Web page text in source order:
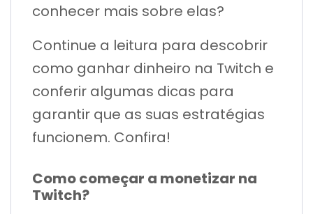
conhecer mais sobre elas?
Continue a leitura para descobrir
como ganhar dinheiro na Twitch e
conferir algumas dicas para
garantir que as suas estratégias
funcionem. Confira!
Como começar a monetizar na
Twitch?